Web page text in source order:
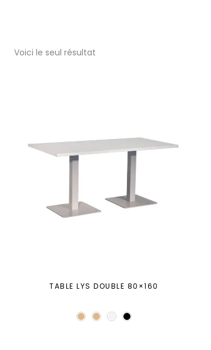
Voici le seul résultat
TABLE LYS DOUBLE 80×160